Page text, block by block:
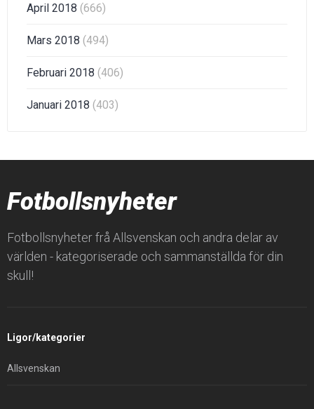
April 2018 (666)
Mars 2018 (494)
Februari 2018 (406)
Januari 2018 (403)
Fotbollsnyheter
Fotbollsnyheter frå Allsvenskan och andra delar av
världen - kategoriserade och sammanställda för din
skull!
Ligor/kategorier
Allsvenskan